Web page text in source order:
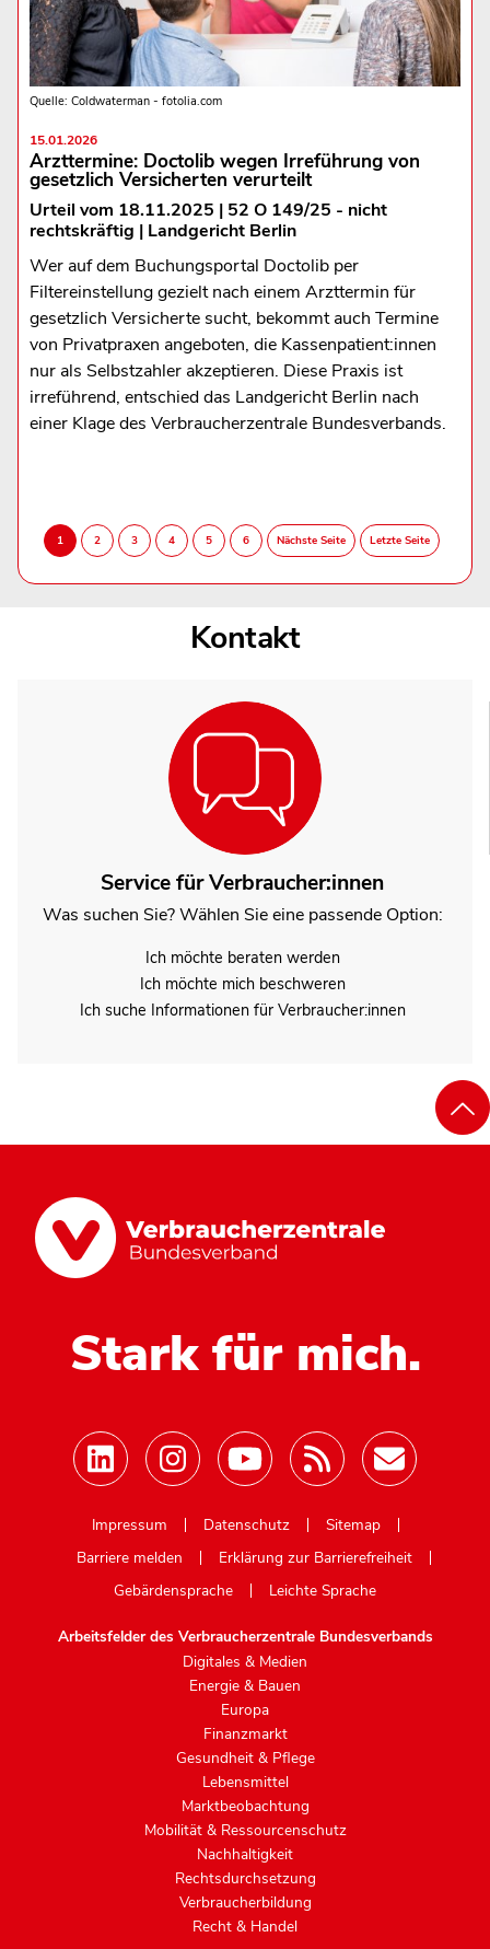
Quelle: Coldwaterman - fotolia.com
15.01.2026
Arzttermine: Doctolib wegen Irreführung von
gesetzlich Versicherten verurteilt
Urteil vom 18.11.2025 | 52 O 149/25 - nicht
rechtskräftig | Landgericht Berlin
Wer auf dem Buchungsportal Doctolib per
Filtereinstellung gezielt nach einem Arzttermin für
gesetzlich Versicherte sucht, bekommt auch Termine
von Privatpraxen angeboten, die Kassenpatient:innen
nur als Selbstzahler akzeptieren. Diese Praxis ist
irreführend, entschied das Landgericht Berlin nach
einer Klage des Verbraucherzentrale Bundesverbands.
Kontakt
Service für Verbraucher:innen
Was suchen Sie? Wählen Sie eine passende Option:
Ich möchte beraten werden
Ich möchte mich beschweren
Ich suche Informationen für Verbraucher:innen
Stark für mich.
Impressum
Datenschutz
Sitemap
Barriere melden
Erklärung zur Barrierefreiheit
Gebärdensprache
Leichte Sprache
Arbeitsfelder des Verbraucherzentrale Bundesverbands
Digitales & Medien
Energie & Bauen
Europa
Finanzmarkt
Gesundheit & Pflege
Lebensmittel
Marktbeobachtung
Mobilität & Ressourcenschutz
Nachhaltigkeit
Rechtsdurchsetzung
Verbraucherbildung
Recht & Handel